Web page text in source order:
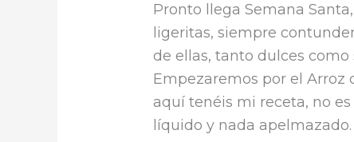
c
e
b
o
o
it
te
r
ai
l
a
ts
A
p
p
n
t
r
Pronto llega Semana
ligeritas, siempre
de ellas, tanto dulces como
Empezaremos por el Arroz
aquí tenéis mi receta, no
líquido y nada apelmazado.